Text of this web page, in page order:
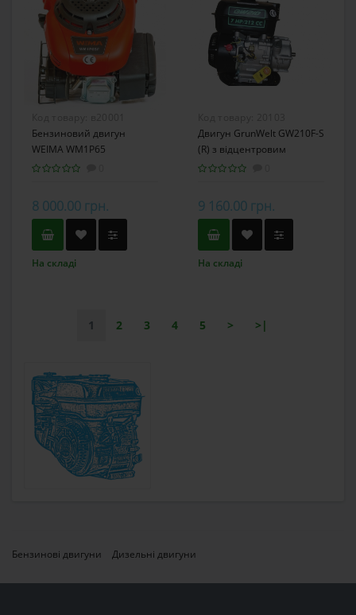
Бензиновий двигун
WEIMA WM1P65
8 000.00 грн.
На складі
Двигун GrunWelt GW210F-S
(R) з відцентровим
зчепленням
9 160.00 грн.
На складі
1 2 3 4 5 > >|
Бензинові двигуни Дизельні двигуни